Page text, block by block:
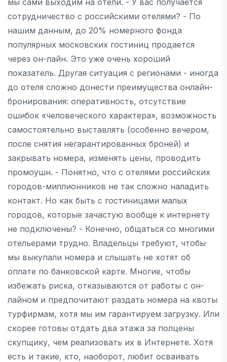
сотрудничество с российскими отелями? - По
нашим данным, до 20% номерного фонда
популярных московских гостиниц продается
через он-лайн. Это уже очень хороший
показатель. Другая ситуация с регионами - иногда
до отеля сложно донести преимущества онлайн-
бронирования: оперативность, отсутствие
ошибок «человеческого характера», возможность
самостоятельно выставлять (особенно вечером,
после снятия негарантированных броней) и
закрывать номера, изменять цены, проводить
промоушн. - Понятно, что с отелями российских
городов-миллионников не так сложно наладить
контакт. Но как быть с гостиницами малых
городов, которые зачастую вообще к интернету
не подключены? - Конечно, общаться со многими
отельерами трудно. Владельцы требуют, чтобы
мы выкупали номера и слышать не хотят об
оплате по банковской карте. Многие, чтобы
избежать риска, отказываются от работы с он-
лайном и предпочитают раздать номера на квоты
турфирмам, хотя мы им гарантируем загрузку. Или
скорее готовы отдать два этажа за полцены
скупщику, чем реализовать их в Интернете. Хотя
есть и такие, кто, наоборот, любит осваивать